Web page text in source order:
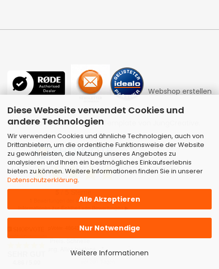
Diese Webseite verwendet Cookies und
andere Technologien
Wir verwenden Cookies und ähnliche Technologien, auch von
Drittanbietern, um die ordentliche Funktionsweise der Website
zu gewährleisten, die Nutzung unseres Angebotes zu
analysieren und Ihnen ein bestmögliches Einkaufserlebnis
bieten zu können. Weitere Informationen finden Sie in unserer
Datenschutzerklärung.
Alle Akzeptieren
Nur Notwendige
Weitere Informationen
Webshop erstellen
mit Gambio.de © 2026 | Template von